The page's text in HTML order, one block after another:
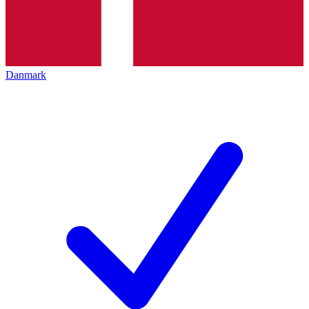
Danmark